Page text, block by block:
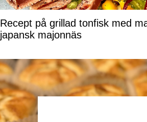
Recept på grillad tonfisk med
japansk majonnäs